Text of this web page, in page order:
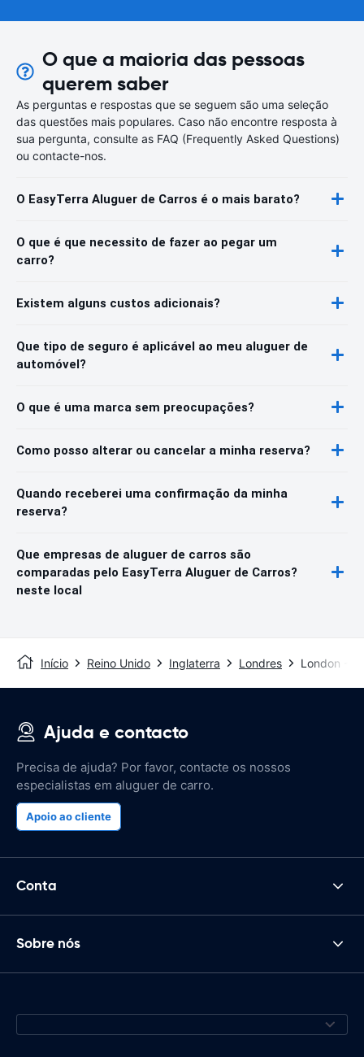
O que a maioria das pessoas
querem saber
As perguntas e respostas que se seguem são uma seleção
das questões mais populares. Caso não encontre resposta à
sua pergunta, consulte as FAQ (Frequently Asked Questions)
ou contacte-nos.
O EasyTerra Aluguer de Carros é o mais barato?
O que é que necessito de fazer ao pegar um
carro?
Existem alguns custos adicionais?
Que tipo de seguro é aplicável ao meu aluguer de
automóvel?
O que é uma marca sem preocupações?
Como posso alterar ou cancelar a minha reserva?
Quando receberei uma confirmação da minha
reserva?
Que empresas de aluguer de carros são
comparadas pelo EasyTerra Aluguer de Carros?
neste local
Início Reino Unido Inglaterra Londres London -
Ajuda e contacto
Precisa de ajuda? Por favor, contacte os nossos
especialistas em aluguer de carro.
Apoio ao cliente
Conta
Sobre nós